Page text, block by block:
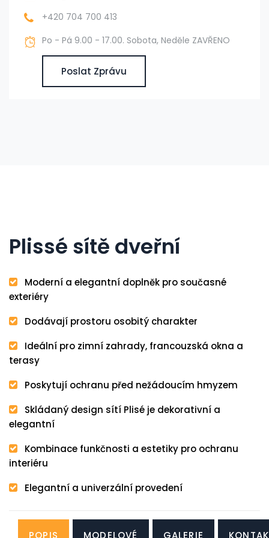
+420 704 700 413
Po - Pá 9.00 - 17.00. Sobota, Neděle ZAVŘENO
Poslat Zprávu
Plissé sítě dveřní
Moderní a elegantní doplněk pro současné
exteriéry
Dodávají prostoru osobitý charakter
Ideální pro zimní zahrady, francouzská okna a
terasy
Poskytují ochranu před nežádoucím hmyzem
Skládaný design sítí Plisé je dekorativní a
elegantní
Kombinace funkčnosti a estetiky pro ochranu
interiéru
Elegantní a univerzální provedení
POPIS MODELOVÉ GALERIE